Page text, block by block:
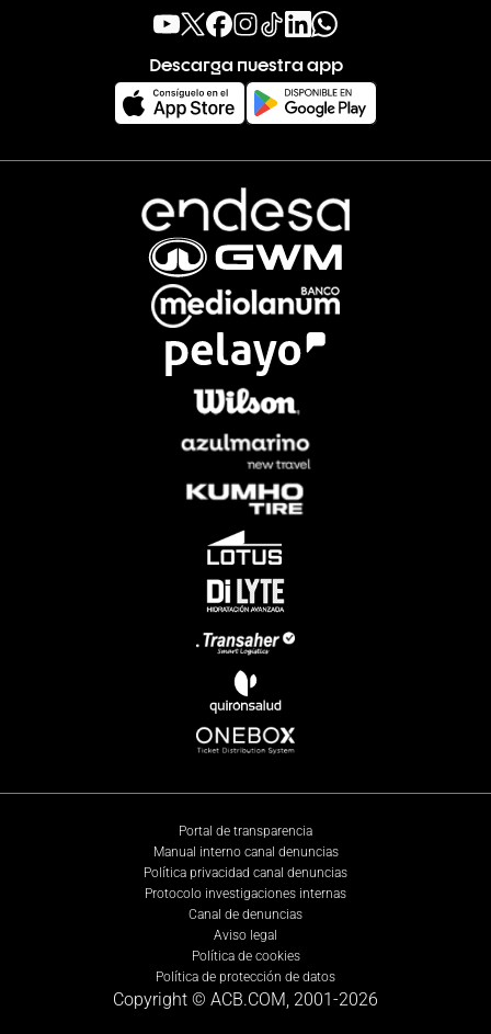
Descarga nuestra app
Portal de transparencia
Manual interno canal denuncias
Política privacidad canal denuncias
Protocolo investigaciones internas
Canal de denuncias
Aviso legal
Política de cookies
Política de protección de datos
Copyright © ACB.COM, 2001-2026